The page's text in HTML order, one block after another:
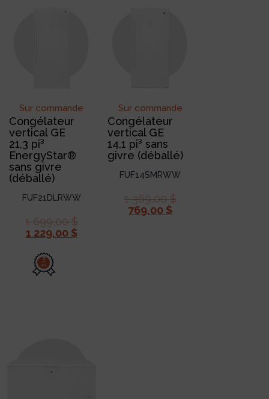
Sur commande
Congélateur
vertical GE
21,3 pi³
EnergyStar®
sans givre
(déballé)
FUF21DLRWW
1 699,00$
1 229,00 $
3
ans
Sur commande
Congélateur
vertical GE
14,1 pi³ sans
givre (déballé)
FUF14SMRWW
1 369,00$
769,00 $